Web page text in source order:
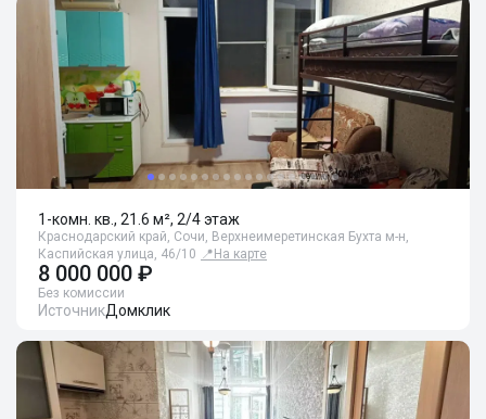
1-комн. кв., 21.6 м², 2/4 этаж
Краснодарский край, Сочи, Верхнеимеретинская Бухта м-н,
Каспийская улица, 46/10 📍 На карте
8 000 000 ₽
Без комиссии
ИсточникДомклик